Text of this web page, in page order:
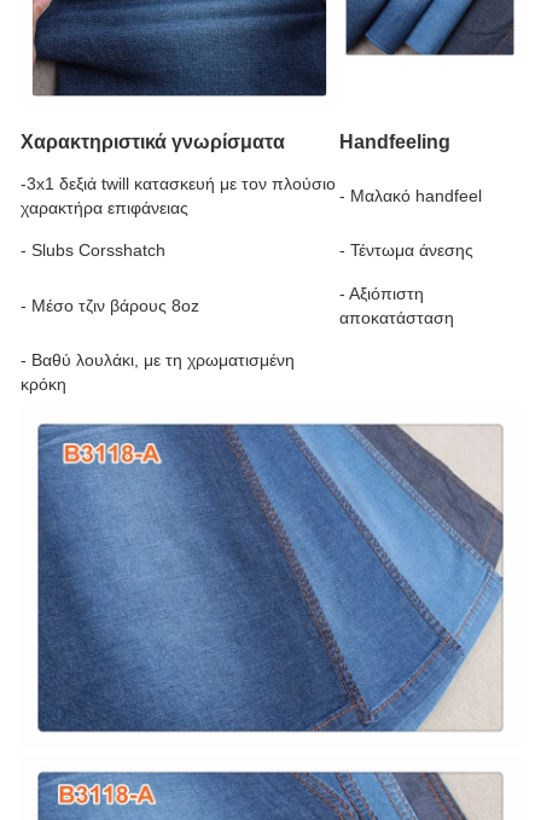
Χαρακτηριστικά γνωρίσματα Handfeeling
-3x1 δεξιά twill κατασκευή με τον πλούσιο
χαρακτήρα επιφάνειας
- Μαλακό handfeel
- Slubs Corsshatch - Τέντωμα άνεσης
- Μέσο τζιν βάρους 8oz
- Αξιόπιστη
αποκατάσταση
- Βαθύ λουλάκι, με τη χρωματισμένη
κρόκη